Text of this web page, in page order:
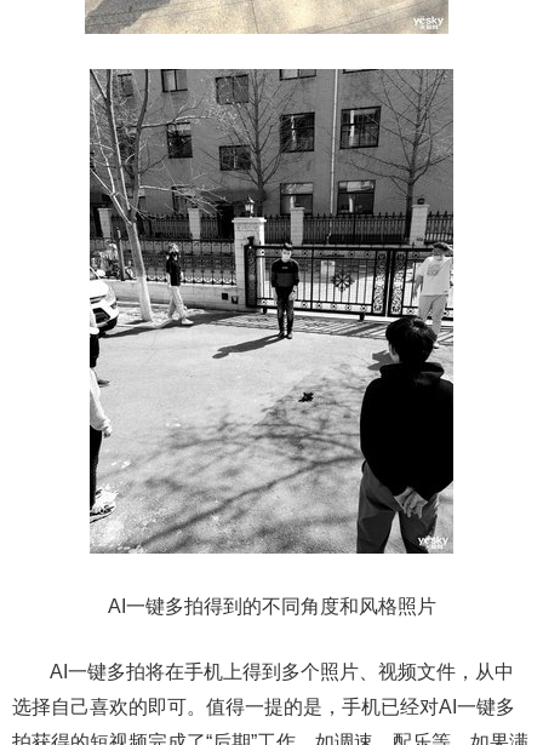
AI一键多拍得到的不同角度和风格照片
AI一键多拍将在手机上得到多个照片、视频文件，从中
选择自己喜欢的即可。值得一提的是，手机已经对AI一键多